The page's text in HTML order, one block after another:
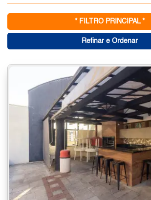
* FILTRO PRINCIPAL *
Refinar e Ordenar